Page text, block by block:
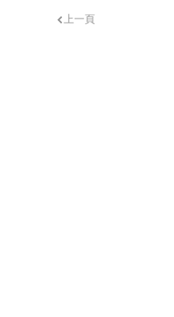
上一頁